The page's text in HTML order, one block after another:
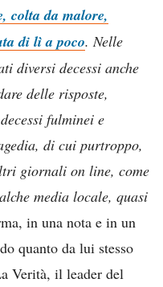
colta da malore,
di lì a poco. Nelle
diversi decessi anche
delle risposte,
fulminei e
di cui purtroppo,
giornali on line, come
media locale, quasi
in una nota e in un
quanto da lui stesso
Verità, il leader del